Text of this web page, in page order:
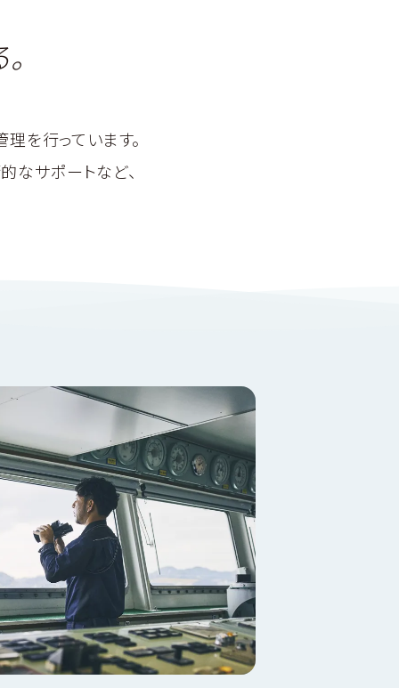
を行っています。
なサポートなど、